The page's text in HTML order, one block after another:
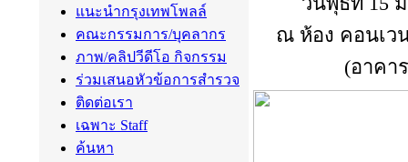
แนะนำกรุงเทพโพลล์
คณะกรรมการ/บุคลากร
ภาพ/คลิปวีดีโอ กิจกรรม
ร่วมเสนอหัวข้อการสำรวจ
ติดต่อเรา
เฉพาะ Staff
ค้นหา
ณ ห้อง คอนเว
(อาคา